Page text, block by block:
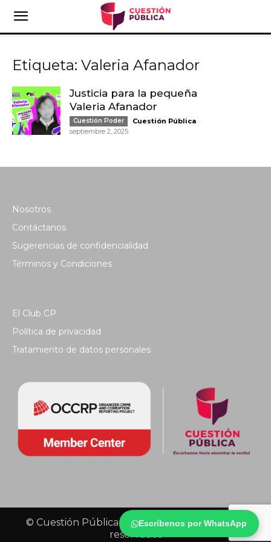
Escríbenos por WhatsApp
Etiqueta: Valeria Afanador
Justicia para la pequeña
Valeria Afanador
Cuestión Poder Cuestión Pública -
septiembre 2, 2025
Nosotros
Contáctanos
Sugerencias de confidencialidad
Términos y Condiciones
El Club CP
Política de privacidad
Tratamiento de datos personales
© Cuestión Pública 2018 - Todos los derechos
reservados